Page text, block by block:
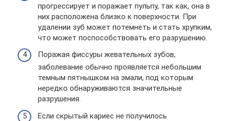
прогрессирует и поражает пульпу, так как, она в
них расположена близко к поверхности. При
удалении зуб может потемнеть и стать хрупким,
что может поспособствовать его разрушению.
Поражая фиссуры жевательных зубов,
заболевание обычно проявляется небольшим
темным пятнышком на эмали, под которым
нередко обнаруживаются значительные
разрушения.
Если скрытый кариес не получилось